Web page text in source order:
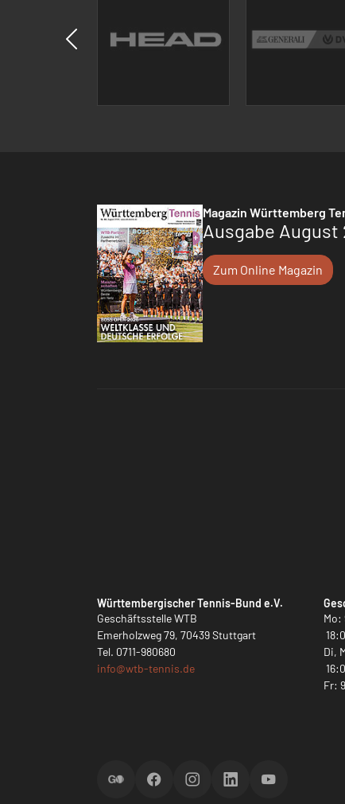
Magazin Württemberg
Ausgabe August
Zum Online Magazin
Württembergischer Tennis-Bund e.V.
Geschäftsstelle WTB
Emerholzweg 79, 70439 Stuttgart
Tel. 0711-980680
info@wtb-tennis.de
Mo:
Di,
Fr:
ScoreGOFacebookInstagramLinkedInYouTube